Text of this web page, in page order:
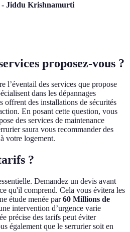
- Jiddu Krishnamurti
proposez-vous ?
l’éventail des services que propose
dans les dépannages
offrent des installations de sécurités
En posant cette question, vous
des services de maintenance
saura vous recommander des
votre logement.
?
Demandez un devis avant
qu'il comprend. Cela vous évitera les
étude menée par60 Millions de
intervention d’urgence varie
précise des tarifs peut éviter
également que le serrurier soit en